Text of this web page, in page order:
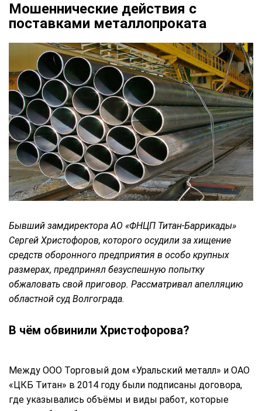
Мошеннические действия с
поставками металлопроката
Бывший замдиректора АО «ФНЦП Титан-Баррикады»
Сергей Христофоров, которого осудили за хищение
средств оборонного предприятия в особо крупных
размерах, предпринял безуспешную попытку
обжаловать свой приговор. Рассматривал апелляцию
областной суд Волгограда.
В чём обвинили Христофорова?
Между ООО Торговый дом «Уральский металл» и ОАО
«ЦКБ Титан» в 2014 году были подписаны договора,
где указывались объёмы и виды работ, которые